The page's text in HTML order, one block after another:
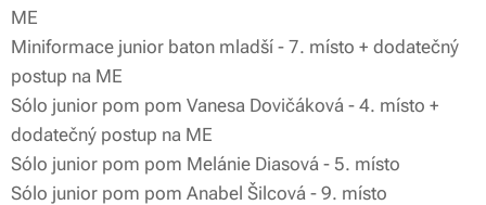
ME
Miniformace junior baton mladší - 7. místo + dodatečný
postup na ME
Sólo junior pom pom Vanesa Dovičáková - 4. místo +
dodatečný postup na ME
Sólo junior pom pom Melánie Diasová - 5. místo
Sólo junior pom pom Anabel Šilcová - 9. místo